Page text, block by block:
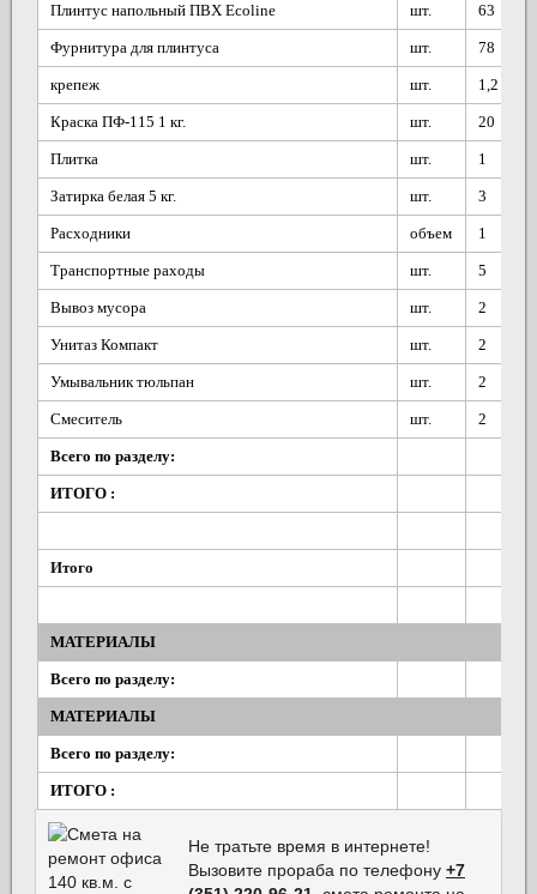
Плинтус напольный ПВХ Ecoline шт. 63
Фурнитура для плинтуса шт. 78
крепеж шт. 1,2
Краска ПФ-115 1 кг. шт. 20
Плитка шт. 1
Затирка белая 5 кг. шт. 3
Расходники объем 1
Транспортные раходы шт. 5
Вывоз мусора шт. 2
Унитаз Компакт шт. 2
Умывальник тюльпан шт. 2
Смеситель шт. 2
Всего по разделу:
ИТОГО :
Итого
МАТЕРИАЛЫ
Всего по разделу:
МАТЕРИАЛЫ
Всего по разделу:
ИТОГО :
Не тратьте время в интернете!
Вызовите прораба по телефону +7